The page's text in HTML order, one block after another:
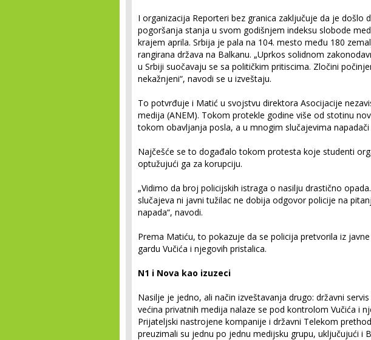
I organizacija Reporteri bez granica zaključuje da je došlo
pogoršanja stanja u svom godišnjem indeksu slobode
krajem aprila. Srbija je pala na 104. mesto među 180
rangirana država na Balkanu. „Uprkos solidnom
u Srbiji suočavaju se sa političkim pritiscima. Zločini
nekažnjeni“, navodi se u izveštaju.
To potvrđuje i Matić u svojstvu direktora Asocijacije
medija (ANEM). Tokom protekle godine više od stotinu
tokom obavljanja posla, a u mnogim slučajevima napadači
Najčešće se to događalo tokom protesta koje studenti
optužujući ga za korupciju.
„Vidimo da broj policijskih istraga o nasilju drastično
slučajeva ni javni tužilac ne dobija odgovor policije na
napada“, navodi.
Prema Matiću, to pokazuje da se policija pretvorila iz
gardu Vučića i njegovih pristalica.
N1 i Nova kao izuzeci
Nasilje je jedno, ali način izveštavanja drugo: državni
većina privatnih medija nalaze se pod kontrolom Vučića i
Prijateljski nastrojene kompanije i državni Telekom
preuzimali su jednu po jednu medijsku grupu, uključujući i